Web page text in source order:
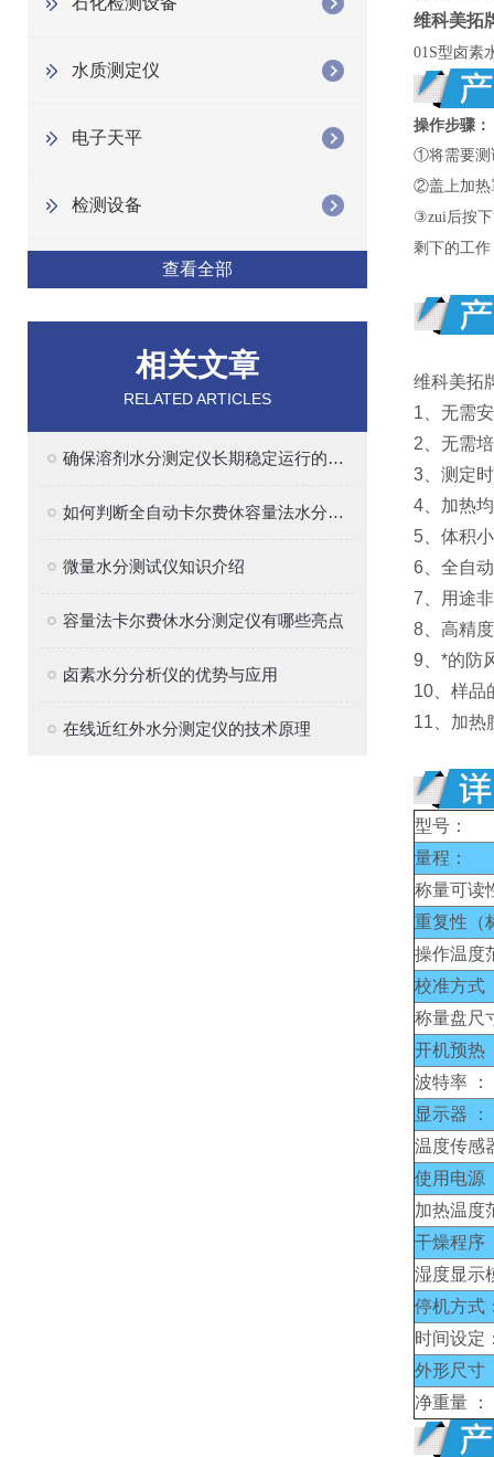
水质测定仪
电子天平
检测设备
查看全部
相关文章
RELATED ARTICLES
确保溶剂水分测定仪长期稳定运行的实用建议
如何判断全自动卡尔费休容量法水分测定仪的质量好坏
微量水分测试仪知识介绍
容量法卡尔费休水分测定仪有哪些亮点
卤素水分分析仪的优势与应用
在线近红外水分测定仪的技术原理
维科美拓
01S型卤素
操作步骤：
①将需要测
②盖上加热
③zui后按下
剩下的工
维科美拓
1、无需
2、无需
3、测定
4、加热
5、体积
6、全自
7、用途
8、高精
9、*的防
10、样品
11、加热
型号：
量程：
称量可读
重复性（
操作温度
校准方式
称量盘尺
开机预热
波特率 ：
显示器 ：
温度传感
使用电源
加热温度
干燥程序
湿度显示
停机方式
时间设定
外形尺寸
净重量 ：